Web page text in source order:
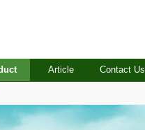
Article Contact Us